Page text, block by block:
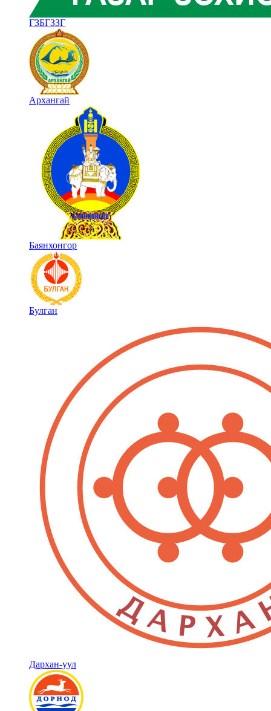
ГЗБГЗЗГ
Архангай
Баянхонгор
Булган
Дархан-уул